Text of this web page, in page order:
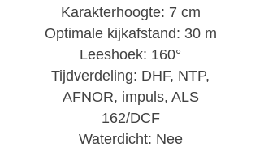
Karakterhoogte: 7 cm
Optimale kijkafstand: 30 m
Leeshoek: 160°
Tijdverdeling: DHF, NTP,
AFNOR, impuls, ALS
162/DCF
Waterdicht: Nee